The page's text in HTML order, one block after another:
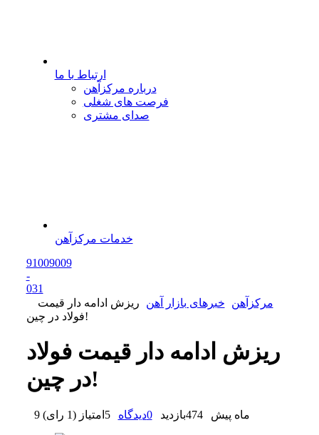
ارتباط با ما
درباره مرکزآهن
فرصت های شغلی
صدای مشتری
خدمات مرکزآهن
91009009
-
031
مرکزآهن
خبرهای بازار آهن
ریزش ادامه دار قیمت
فولاد در چین!
ریزش ادامه دار قیمت فولاد
در چین!
9 ماه پیش 474بازدید 0دیدگاه 5 امتیاز (1 رای )